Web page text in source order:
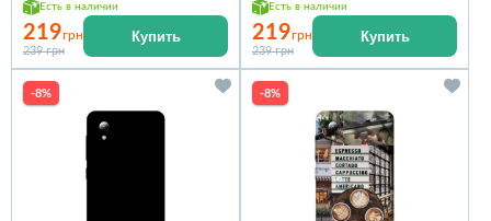
Есть в наличии
219грн
239 грн
Купить
Есть в наличии
219грн
239 грн
Купить
-8% -8%